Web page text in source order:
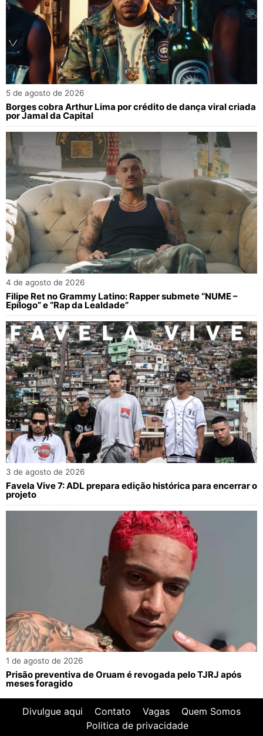
5 de agosto de 2026
Borges cobra Arthur Lima por crédito de dança viral criada
por Jamal da Capital
4 de agosto de 2026
Filipe Ret no Grammy Latino: Rapper submete “NUME –
Epílogo” e “Rap da Lealdade”
3 de agosto de 2026
Favela Vive 7: ADL prepara edição histórica para encerrar o
projeto
1 de agosto de 2026
Prisão preventiva de Oruam é revogada pelo TJRJ após
meses foragido
Divulgue aqui Contato Vagas
Quem Somos
Politica de privacidade